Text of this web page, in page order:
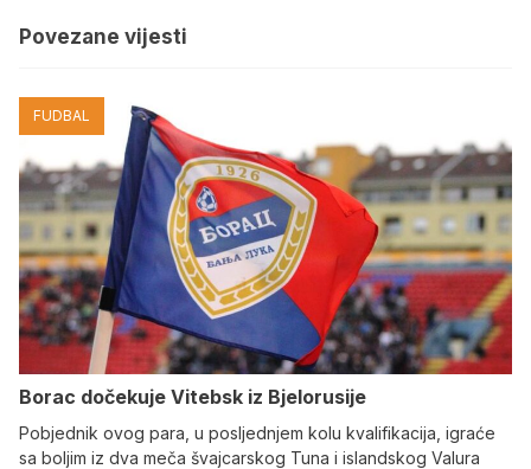
Povezane vijesti
FUDBAL
Borac dočekuje Vitebsk iz Bjelorusije
Pobjednik ovog para, u posljednjem kolu kvalifikacija, igraće
sa boljim iz dva meča švajcarskog Tuna i islandskog Valura